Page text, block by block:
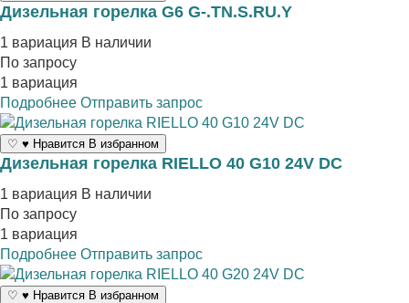
Дизельная горелка G6 G-.TN.S.RU.Y
1 вариация В наличии
По запросу
1 вариация
Подробнее Отправить запрос
♡ ♥ Нравится В избранном
Дизельная горелка RIELLO 40 G10 24V DC
1 вариация В наличии
По запросу
1 вариация
Подробнее Отправить запрос
♡ ♥ Нравится В избранном